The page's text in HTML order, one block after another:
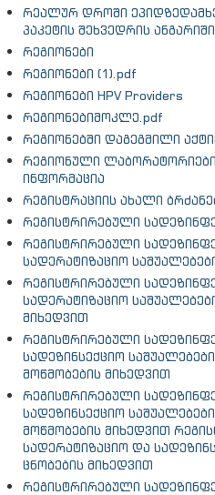
რეალურ დროში
პაკეტის შეხვედრის ანგარიში
რეგიონები
რეგიონები (1).pdf
რეგიონები HPV Providers
რეგიონებიმოკლე.pdf
რეგიონებში დაგეგმილი
რეგიონული
ინფორმაცია
რეგისტრაციის ახალი
რეგისტრირებული
რეგისტრირებული
სადერატიზაციო
რეგისტრირებული
სადერატიზაციო
მიხედვით
რეგისტრირებული
სადეზინსექციო
მოწმობების მიხედვით
რეგისტრირებული
სადეზინსექციო
მოწმობების მიხედვით
სადერატიზაციო და
ცნობების მიხედვით
რეგისტრირებული